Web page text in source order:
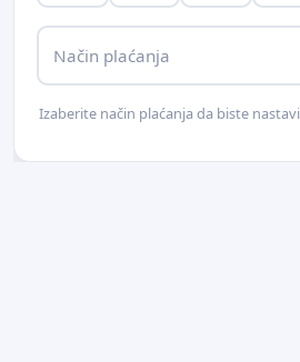
Način plaćanja
Izaberite način plaćanja da biste